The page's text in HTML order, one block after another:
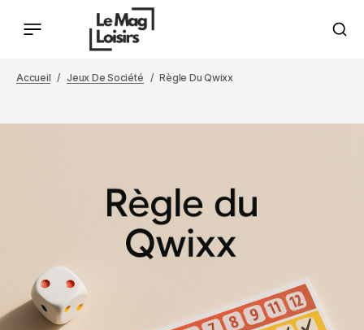
Accueil Jeux De Société Règle Du Qwixx